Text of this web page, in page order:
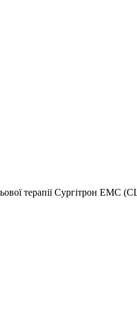
терапії Сургітрон ЕМС